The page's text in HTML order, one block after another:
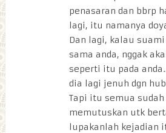
penasaran dan bbrp
lagi, itu namanya
Dan lagi, kalau
sama anda, nggak
seperti itu pada
dia lagi jenuh dgn
Tapi itu semua
memutuskan utk
lupakanlah kejadian